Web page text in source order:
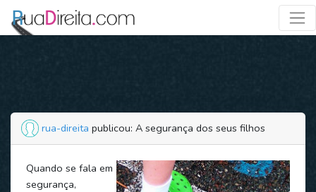
rua-direita publicou: A segurança dos seus filhos
Quando se fala em
segurança,